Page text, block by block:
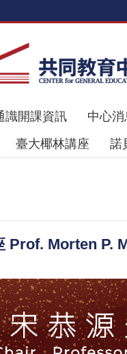
識開課資訊 中心消
臺大椰林講座 諾
Prof. Morten P.